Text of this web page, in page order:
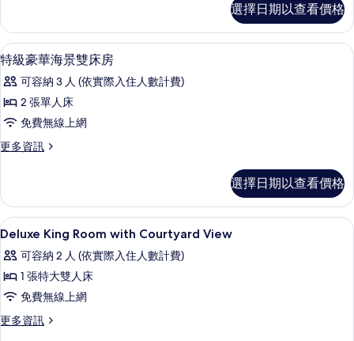
景
大
床
房
的
所
有
豪
華
海
大
床
的
詳
情
選擇日期以查看價格
顯
示
特
級
豪
華
景
雙
床
房
的
所
有
高級寢具、羽絨被、迷你吧、客房內保
5
特級豪華海景雙床房
可容納 3 人 (依實際入住人數計費)
2 張單人床
免費無線上網
更多資訊
更
豪
華
海
雙
床
的
詳
情
選擇日期以查看價格
顯
示
Deluxe
King
Room
with
起居區 | 55-吋 LCD 液晶電視、衛星頻
3
Deluxe King Room with Courtyard View
可容納 2 人 (依實際入住人數計費)
1 張特大雙人床
免費無線上網
更多資訊
更